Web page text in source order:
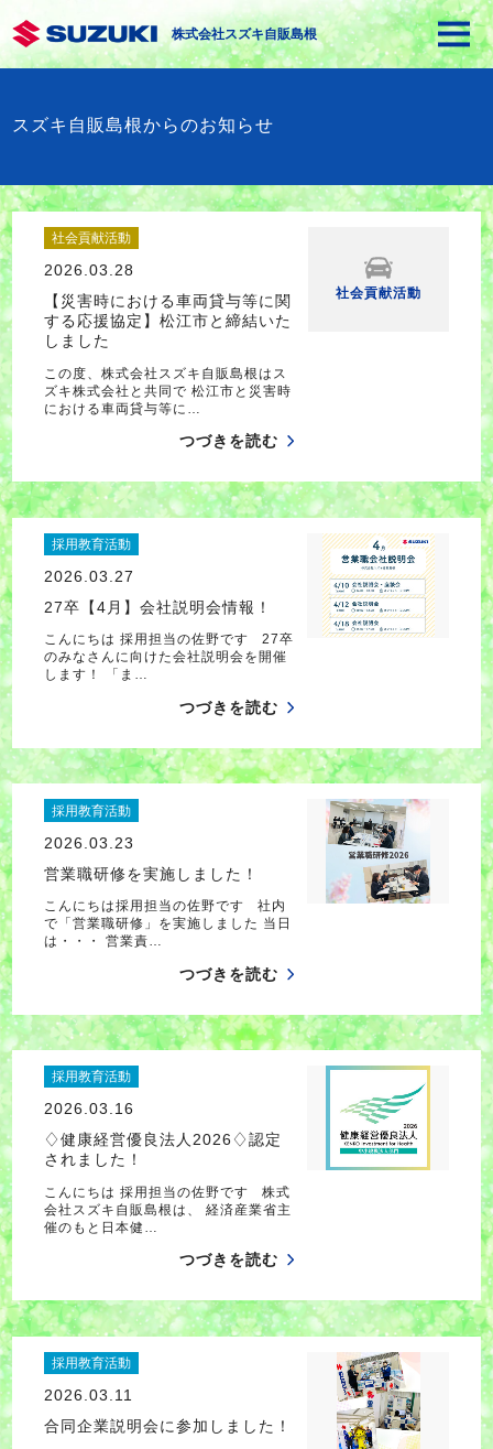
株式会社スズキ自販島根
スズキ自販島根からのお知らせ
社会貢献活動
2026.03.28
【災害時における車両貸与等に関
する応援協定】松江市と締結いた
しました
この度、株式会社スズキ自販島根はス
ズキ株式会社と共同で 松江市と災害時
における車両貸与等に…
つづきを読む
社会貢献活動
採用教育活動
2026.03.27
27卒【4月】会社説明会情報！
こんにちは 採用担当の佐野です 27卒
のみなさんに向けた会社説明会を開催
します！ 「ま…
つづきを読む
採用教育活動
2026.03.23
営業職研修を実施しました！
こんにちは採用担当の佐野です 社内
で「営業職研修」を実施しました 当日
は・・・ 営業責…
つづきを読む
採用教育活動
2026.03.16
♢健康経営優良法人2026♢認定
されました！
こんにちは 採用担当の佐野です 株式
会社スズキ自販島根は、 経済産業省主
催のもと日本健…
つづきを読む
採用教育活動
2026.03.11
合同企業説明会に参加しました！